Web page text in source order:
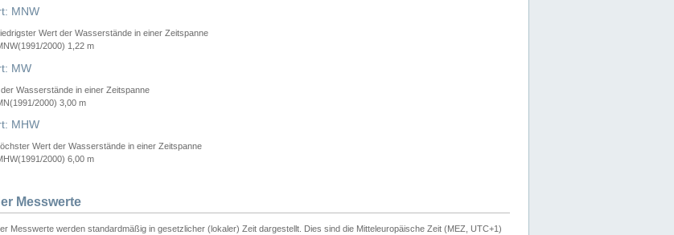
MNW
Wert der Wasserstände in einer Zeitspanne
2000) 1,22 m
MW
Wasserstände in einer Zeitspanne
2000) 3,00 m
MHW
Wert der Wasserstände in einer Zeitspanne
2000) 6,00 m
Messwerte
Messwerte werden standardmäßig in gesetzlicher (lokaler) Zeit dargestellt. Dies sind die Mitteleuropäische Zeit (MEZ, UTC+1)